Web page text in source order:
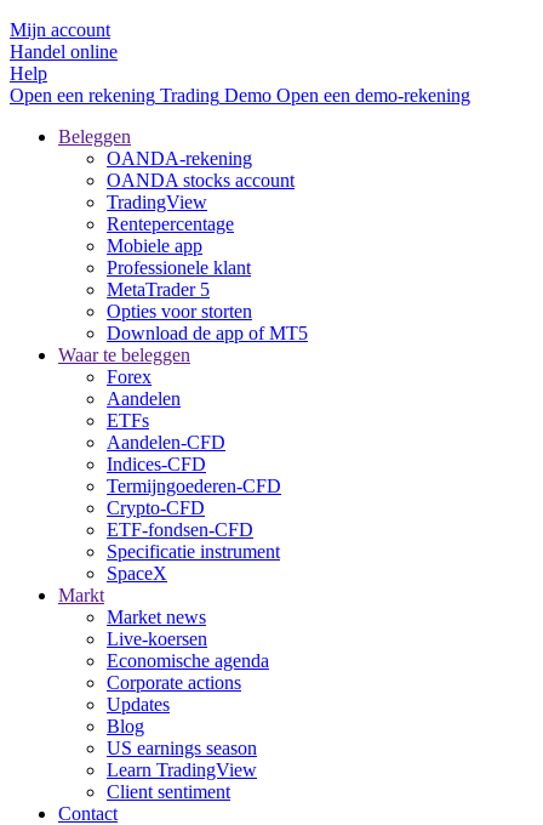
Mijn account
Handel online
Help
Open een rekening Trading Demo Open een demo-rekening
Beleggen
OANDA-rekening
OANDA stocks account
TradingView
Rentepercentage
Mobiele app
Professionele klant
MetaTrader 5
Opties voor storten
Download de app of MT5
Waar te beleggen
Forex
Aandelen
ETFs
Aandelen-CFD
Indices-CFD
Termijngoederen-CFD
Crypto-CFD
ETF-fondsen-CFD
Specificatie instrument
SpaceX
Markt
Market news
Live-koersen
Economische agenda
Corporate actions
Updates
Blog
US earnings season
Learn TradingView
Client sentiment
Contact